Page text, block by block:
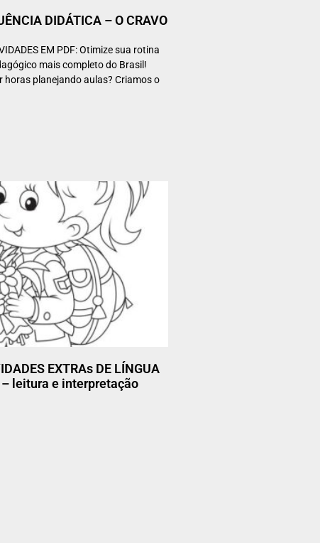
DIDÁTICA – O CRAVO
EM PDF: Otimize sua rotina
mais completo do Brasil!
horas planejando aulas? Criamos o
EXTRAs DE LÍNGUA
– leitura e interpretação